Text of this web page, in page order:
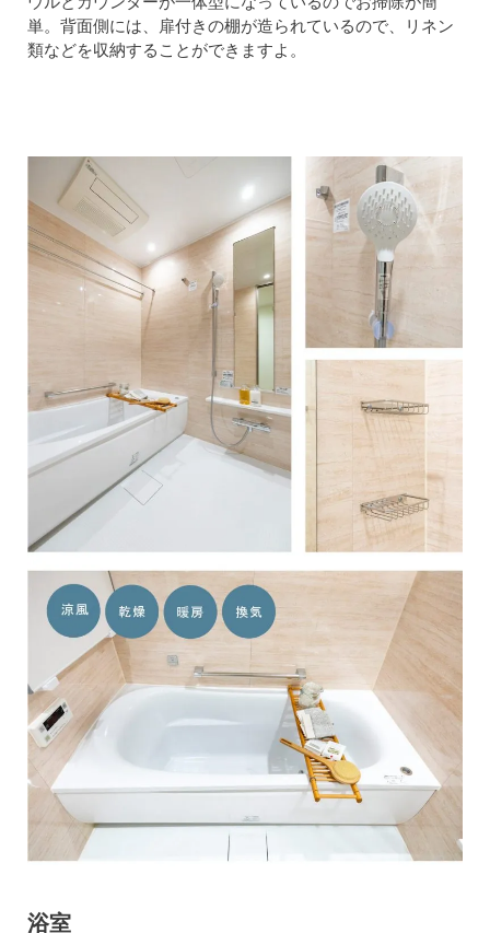
単。背面側には、扉付きの棚が造られているので、リネン
類などを収納することができますよ。
浴室